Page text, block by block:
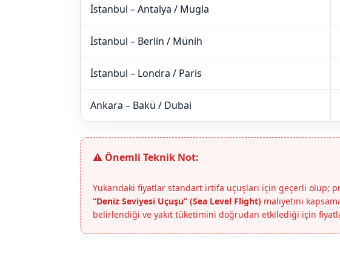
İstanbul – Antalya / Mugla
İstanbul – Berlin / Münih
İstanbul – Londra / Paris
Ankara – Bakü / Dubai
⚠️ Önemli Teknik Not:
Yukarıdaki fiyatlar standart irtifa uçuşları için geçerli olup;
“Deniz Seviyesi Uçuşu” (Sea Level Flight) maliyetini
belirlendiği ve yakıt tüketimini doğrudan etkilediği için